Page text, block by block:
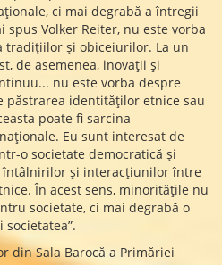
ci mai degrabă a întregii
spus Volker Reiter, nu este vorba
și obiceiurilor. La un
de asemenea, inovații și
nu este vorba despre
păstrarea identităților etnice sau
poate fi sarcina
Eu sunt interesat de
o societate democratică și
și interacțiunilor între
În acest sens, minoritățile nu
societate, ci mai degrabă o
din Sala Barocă a Primăriei